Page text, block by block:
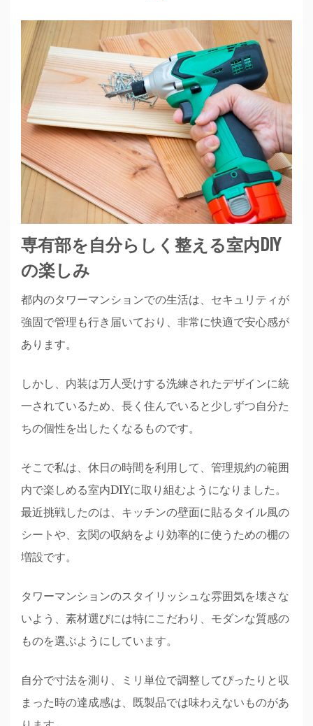
専有部を自分らしく整える室内DIY
の楽しみ
都内のタワーマンションでの生活は、セキュリティが
強固で管理も行き届いており、非常に快適で安心感が
あります。
しかし、内装は万人受けする洗練されたデザインに統
一されているため、長く住んでいると少しずつ自分た
ちの個性を出したくなるものです。
そこで私は、休日の時間を利用して、管理規約の範囲
内で楽しめる室内DIYに取り組むようになりました。
最近挑戦したのは、キッチンの壁面に貼るタイル風の
シートや、玄関の収納をより効率的に使うための棚の
増設です。
タワーマンションのスタイリッシュな雰囲気を壊さな
いよう、素材選びには特にこだわり、モダンな質感の
ものを選ぶようにしています。
自分で寸法を測り、ミリ単位で調整してぴったりと収
まった時の達成感は、既製品では味わえないものがあ